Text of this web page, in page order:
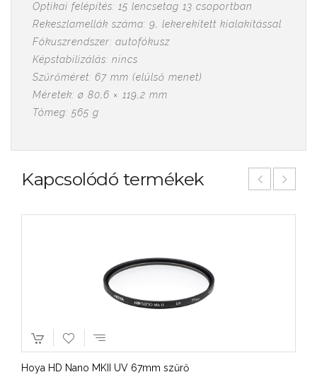
Optikai felépítés: 15 lencsetag 13 csoportban
Rekeszlamellák száma: 9, lekerekített kialakítással
Fókuszrendszer: autofókusz
Képstabilizálás: nincs
Szűrőméret: 67 mm (elülső menet)
Méretek: ø 80,6 × 119,2 mm
Tömeg: 565 g
Kapcsolódó termékek
Hoya HD Nano MKII UV 67mm szűrő